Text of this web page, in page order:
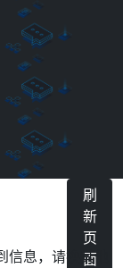
刷
新
页
面
息，请换其他